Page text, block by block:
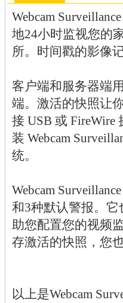
Webcam
地24小时监视您的
所。时间戳的影像
客户端和服务器端
端。激活的快照让
接 USB 或 FireWire
装 Webcam
统。
Webcam
和3种默认警报。
助您配置您的视频
存激活的快照，您
以上是Webcam